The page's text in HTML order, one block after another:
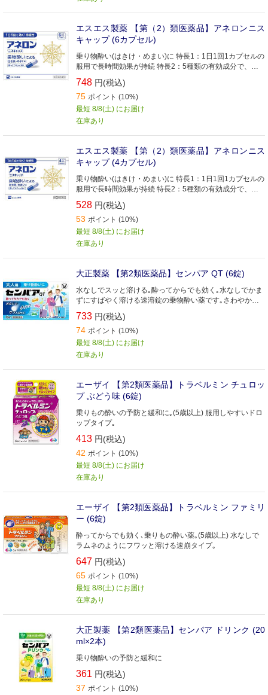
エスエス製薬 【第（2）類医薬品】アネロンニス
キャップ (6カプセル)
乗り物酔い(はきけ・めまい)に 特長1：1日1回1カプセルの
服用で長時間効果が持続 特長2：5種類の有効成分で、し
気」に優れた効果
748 円(税込)
75 ポイント (10%)
最短 8/8(土) にお届け
在庫あり
エスエス製薬 【第（2）類医薬品】アネロンニス
キャップ (4カプセル)
乗り物酔い(はきけ・めまい)に 特長1：1日1回1カプセルの
服用で長時間効果が持続 特長2：5種類の有効成分で、し
気」に優れた効果
528 円(税込)
53 ポイント (10%)
最短 8/8(土) にお届け
在庫あり
大正製薬 【第2類医薬品】センパア QT (6錠)
水なしでスッと溶ける｡酔ってからでも効く｡水なしでかま
ずにすばやく溶ける速溶錠の乗物酔い薬です｡さわやかな
733 円(税込)
74 ポイント (10%)
最短 8/8(土) にお届け
在庫あり
エーザイ 【第2類医薬品】トラベルミン チュロッ
プ ぶどう味 (6錠)
乗りもの酔いの予防と緩和に｡(5歳以上) 服用しやすいドロ
ップタイプ｡
413 円(税込)
42 ポイント (10%)
最短 8/8(土) にお届け
在庫あり
エーザイ 【第2類医薬品】トラベルミン ファミリ
ー (6錠)
酔ってからでも効く､乗りもの酔い薬｡(5歳以上) 水なしで
ラムネのようにフワッと溶ける速崩タイプ｡
647 円(税込)
65 ポイント (10%)
最短 8/8(土) にお届け
在庫あり
大正製薬 【第2類医薬品】センパア ドリンク (20
ml×2本)
乗り物酔いの予防と緩和に
361 円(税込)
37 ポイント (10%)